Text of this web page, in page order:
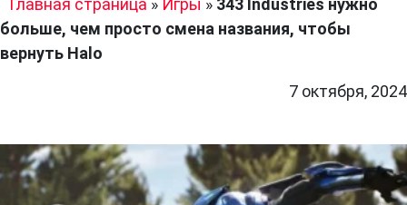
Главная страница » Игры » 343 Industries нужно
больше, чем просто смена названия, чтобы
вернуть Halo
7 октября, 2024